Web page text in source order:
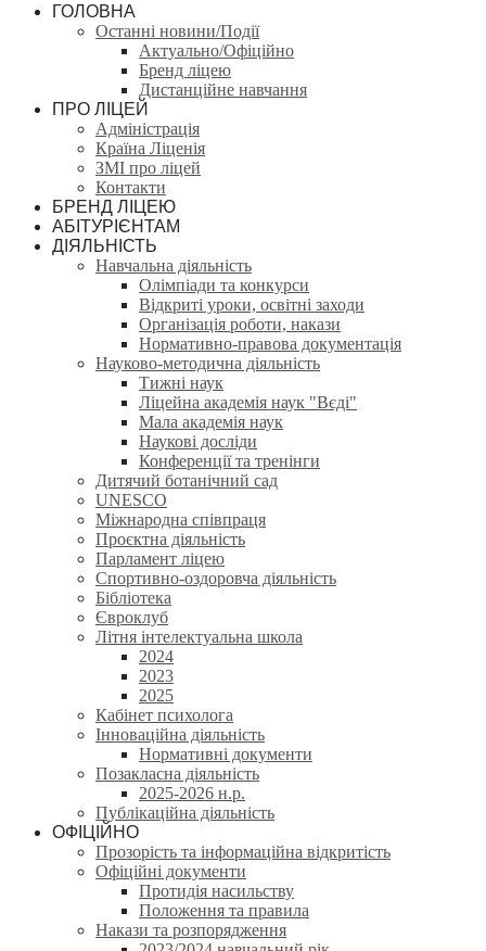
ГОЛОВНА
Останні новини/Події
Актуально/Офіційно
Бренд ліцею
Дистанційне навчання
ПРО ЛІЦЕЙ
Адміністрація
Країна Ліценія
ЗМІ про ліцей
Контакти
БРЕНД ЛІЦЕЮ
АБІТУРІЄНТАМ
ДІЯЛЬНІСТЬ
Навчальна діяльність
Олімпіади та конкурси
Відкриті уроки, освітні заходи
Організація роботи, накази
Нормативно-правова документація
Науково-методична діяльність
Тижні наук
Ліцейна академія наук "Вєді"
Мала академія наук
Наукові досліди
Конференції та тренінги
Дитячий ботанічний сад
UNESCO
Міжнародна співпраця
Проєктна діяльність
Парламент ліцею
Спортивно-оздоровча діяльність
Бібліотека
Євроклуб
Літня інтелектуальна школа
2024
2023
2025
Кабінет психолога
Інноваційна діяльність
Нормативні документи
Позакласна діяльність
2025-2026 н.р.
Публікаційна діяльність
ОФІЦІЙНО
Прозорість та інформаційна відкритість
Офіційні документи
Протидія насильству
Положення та правила
Накази та розпорядження